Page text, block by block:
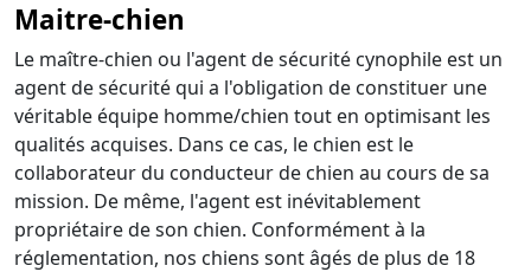
Maitre-chien
Le maître-chien ou l'agent de sécurité cynophile est un
agent de sécurité qui a l'obligation de constituer une
véritable équipe homme/chien tout en optimisant les
qualités acquises. Dans ce cas, le chien est le
collaborateur du conducteur de chien au cours de sa
mission. De même, l'agent est inévitablement
propriétaire de son chien. Conformément à la
réglementation, nos chiens sont âgés de plus de 18